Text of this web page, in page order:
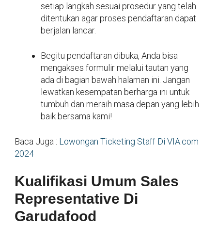
setiap langkah sesuai prosedur yang telah
ditentukan agar proses pendaftaran dapat
berjalan lancar.
Begitu pendaftaran dibuka, Anda bisa
mengakses formulir melalui tautan yang
ada di bagian bawah halaman ini. Jangan
lewatkan kesempatan berharga ini untuk
tumbuh dan meraih masa depan yang lebih
baik bersama kami!
Baca Juga : Lowongan Ticketing Staff Di VIA.com
2024
Kualifikasi Umum Sales
Representative Di
Garudafood